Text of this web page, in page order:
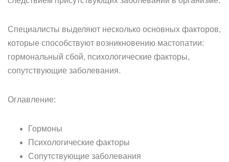
Специалисты выделяют несколько основных факторов,
которые способствуют возникновению мастопатии:
гормональный сбой, психологические факторы,
сопутствующие заболевания.
Оглавление:
Гормоны
Психологические факторы
Сопутствующие заболевания